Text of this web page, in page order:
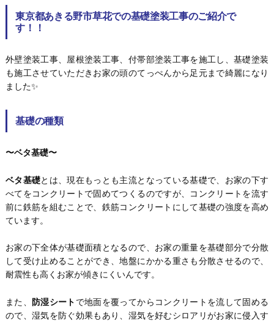
東京都あきる野市草花での基礎塗装工事のご紹介で
す！！
外壁塗装工事、屋根塗装工事、付帯部塗装工事を施工し、基礎塗装
も施工させていただきお家の頭のてっぺんから足元まで綺麗になり
ました✨
基礎の種類
〜ベタ基礎〜
ベタ基礎とは、現在もっとも主流となっている基礎で、お家の下す
べてをコンクリートで固めてつくるのですが、コンクリートを流す
前に鉄筋を組むことで、鉄筋コンクリートにして基礎の強度を高め
ています。
お家の下全体が基礎面積となるので、お家の重量を基礎部分で分散
して受け止めることができ、地盤にかかる重さも分散させるので、
耐震性も高くお家が傾きにくいんです。
また、 防湿シート で地面を覆ってからコンクリートを流して固める
ので、湿気を防ぐ効果もあり、湿気を好むシロアリがお家に侵入す